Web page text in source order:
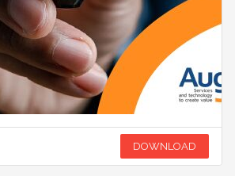
DOWNLOAD